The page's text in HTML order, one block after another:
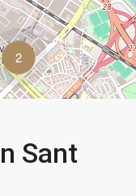
2
Sant